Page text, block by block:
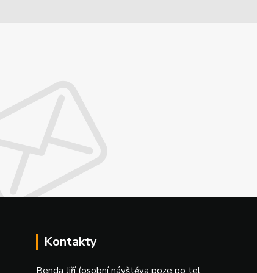
Kontakty
Benda Jiří (osobní návštěva poze po tel.